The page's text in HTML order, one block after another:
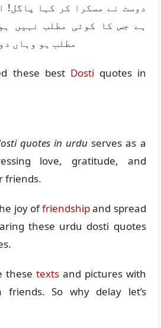
دوست نے مسکرا کر کہا پاگل!
ہے جس کا کوئی مطلب نہیں
مطلب ہو وہاں
these best Dosti quotes in
quotes in urdu serves as a
love, gratitude, and
friends.
joy offriendshipand spread
these urdu dosti quotes
these textsand pictures with
friends. So why delay let’s